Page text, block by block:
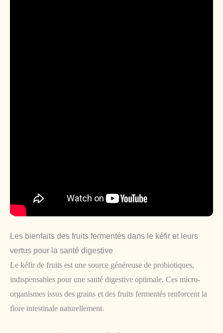
Les bienfaits des fruits fermentés dans le kéfir et leurs
vertus pour la santé digestive
Le kéfir de fruits est une source généreuse de probiotiques,
indispensables pour une santé digestive optimale. Ces micro-
organismes issus des grains et des fruits fermentés renforcent la
flore intestinale naturellement.